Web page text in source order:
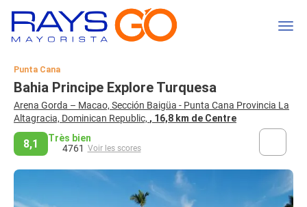
Punta Cana
Bahia Principe Explore Turquesa
Arena Gorda – Macao, Sección Baigüa - Punta Cana Provincia La
Altagracia, Dominican Republic, , 16,8 km de Centre
8,1
Très bien
4761 Voir les scores